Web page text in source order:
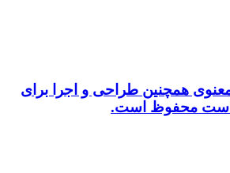
همچنین طراحی و اجرا برای
محفوظ است.